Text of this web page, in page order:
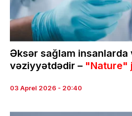
Əksər sağlam insanlarda
vəziyyətdədir – "Nature"
03 Aprel 2026 - 20:40